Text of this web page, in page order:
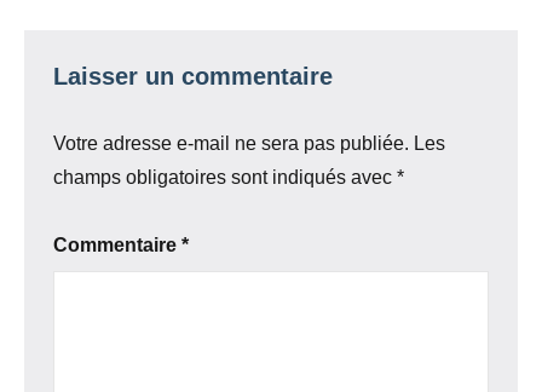
Laisser un commentaire
Votre adresse e-mail ne sera pas publiée. Les
champs obligatoires sont indiqués avec *
Commentaire *